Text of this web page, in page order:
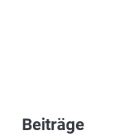
Beiträge